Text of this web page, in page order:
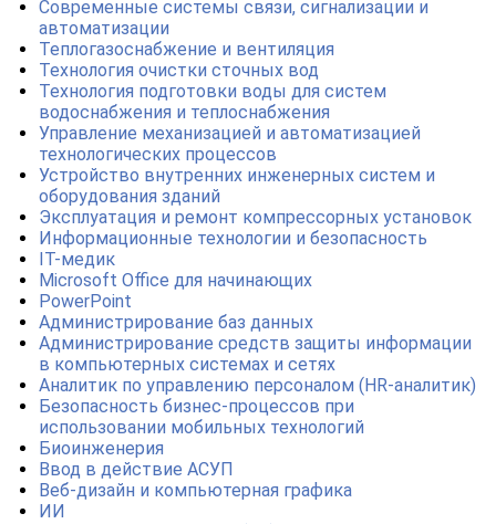
Современные системы связи, сигнализации и
автоматизации
Теплогазоснабжение и вентиляция
Технология очистки сточных вод
Технология подготовки воды для систем
водоснабжения и теплоснабжения
Управление механизацией и автоматизацией
технологических процессов
Устройство внутренних инженерных систем и
оборудования зданий
Эксплуатация и ремонт компрессорных установок
Информационные технологии и безопасность
IT-медик
Microsoft Office для начинающих
PowerPoint
Администрирование баз данных
Администрирование средств защиты информации
в компьютерных системах и сетях
Аналитик по управлению персоналом (HR-аналитик)
Безопасность бизнес-процессов при
использовании мобильных технологий
Биоинженерия
Ввод в действие АСУП
Веб-дизайн и компьютерная графика
ИИ